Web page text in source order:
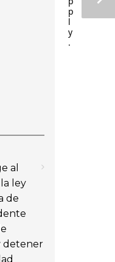
p
l
y
.
al
ley
de
detener